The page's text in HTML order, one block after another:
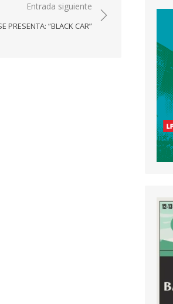
Entrada siguiente
PRESENTA: “BLACK CAR”